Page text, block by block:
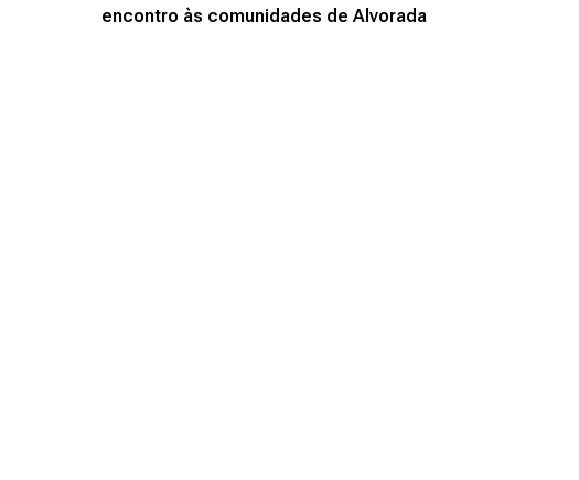
encontro às comunidades de Alvorada